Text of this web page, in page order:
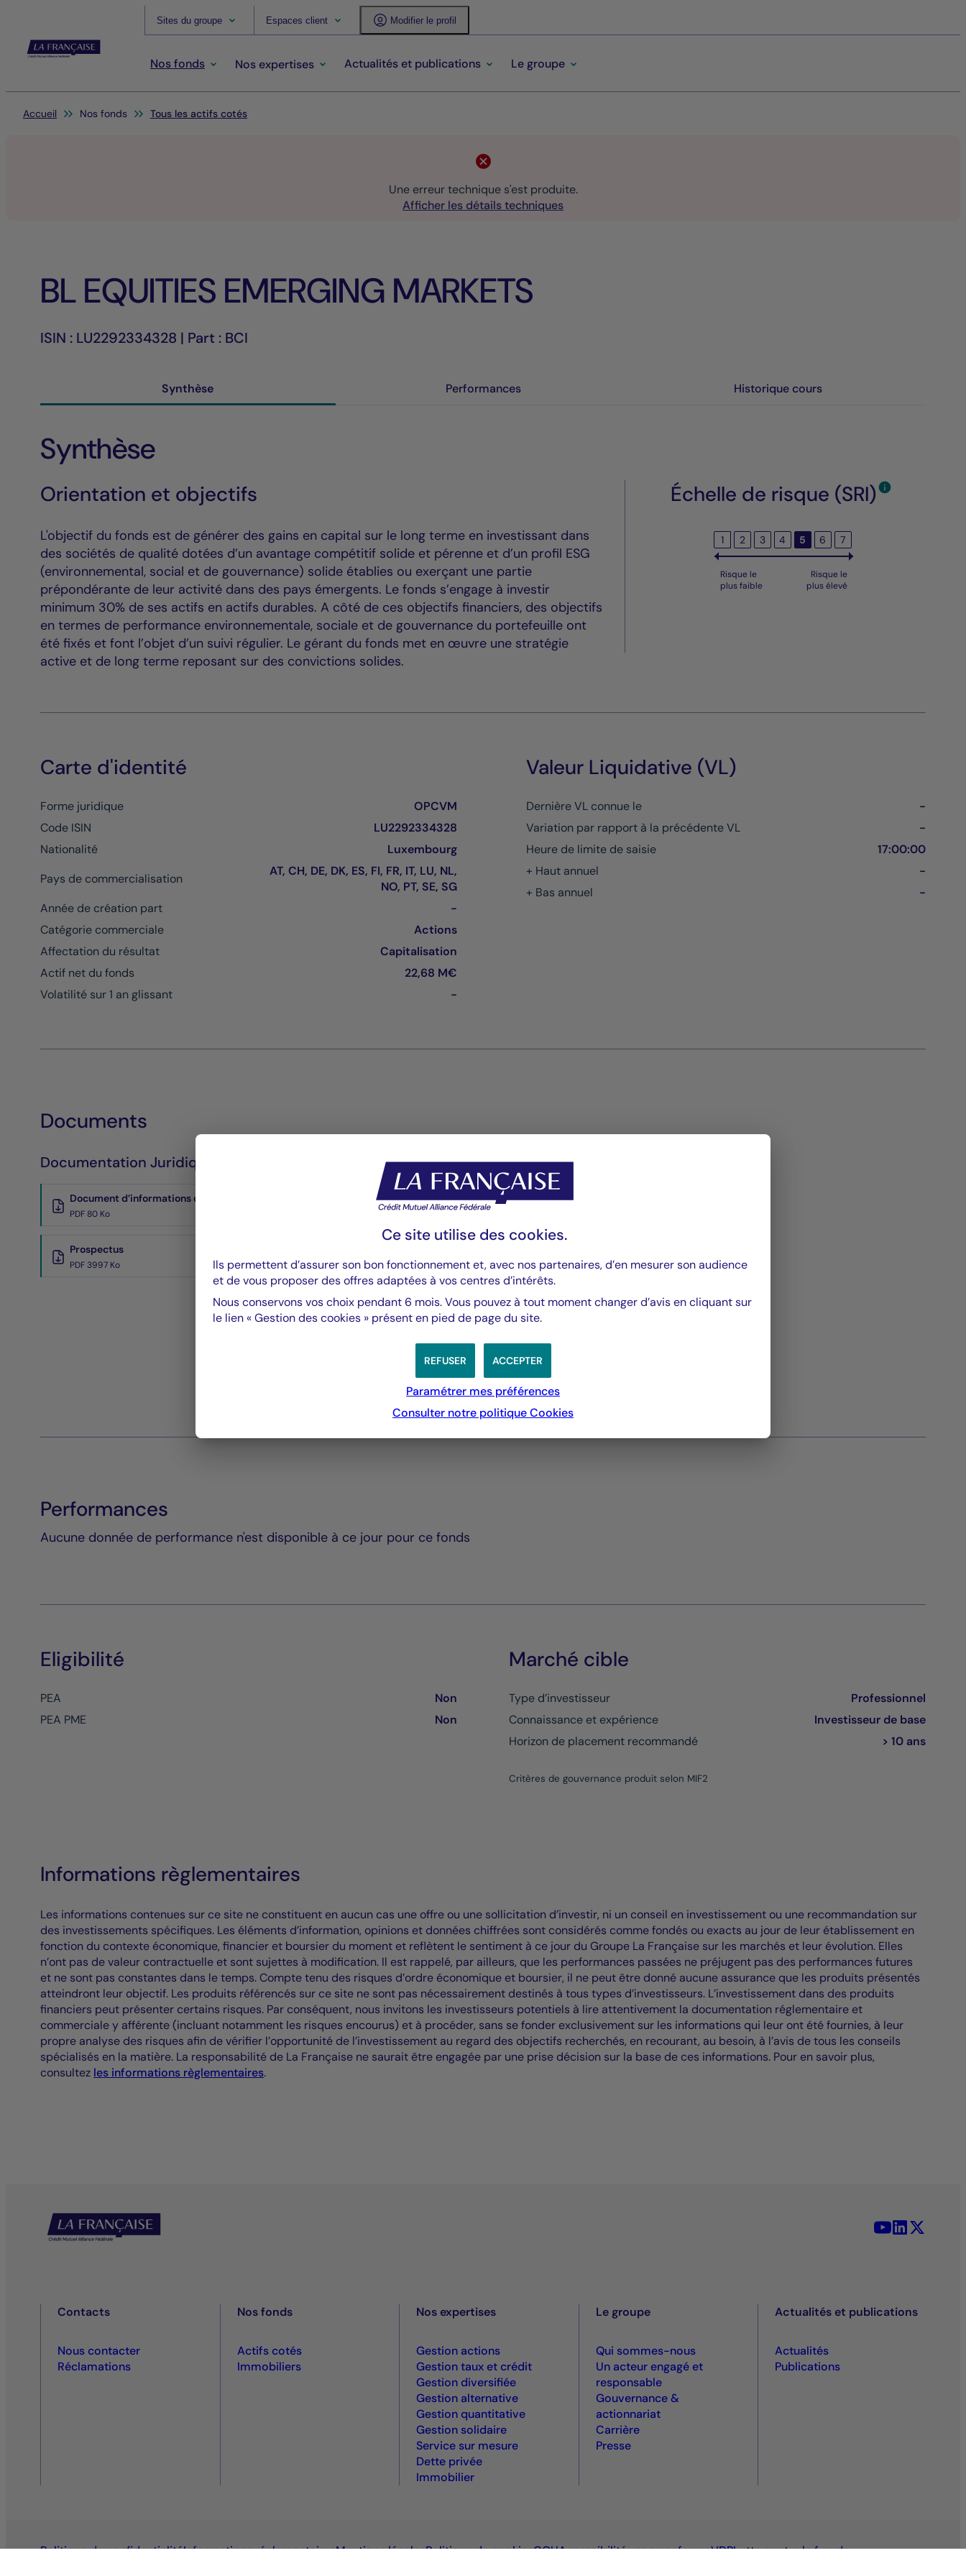
Sites du groupe Espaces client Modifier le profil
Nos fonds Nos expertises Actualités et publications Le groupe
Vous êtes ici:
Accueil Nos fonds Tous les actifs cotés
Une erreur technique s'est produite.
Afficher les détails techniques
BL EQUITIES EMERGING MARKETS
ISIN : LU2292334328 | Part : BCI
Synthèse Performances Historique cours
Synthèse
Orientation et objectifs
L'objectif du fonds est de générer des gains en capital sur le long terme en investissant dans
des sociétés de qualité dotées d’un avantage compétitif solide et pérenne et d’un profil ESG
(environnemental, social et de gouvernance) solide établies ou exerçant une partie
prépondérante de leur activité dans des pays émergents. Le fonds s’engage à investir
minimum 30% de ses actifs en actifs durables. A côté de ces objectifs financiers, des objectifs
en termes de performance environnementale, sociale et de gouvernance du portefeuille ont
été fixés et font l’objet d’un suivi régulier. Le gérant du fonds met en œuvre une stratégie
active et de long terme reposant sur des convictions solides.
Échelle de risque (SRI)
1 2 3 4 5 6 7
Risque le
plus faible
Risque le
plus élevé
Carte d'identité
Forme juridique
OPCVM
Code ISIN
LU2292334328
Nationalité
Luxembourg
Pays de commercialisation
AT, CH, DE, DK, ES, FI, FR, IT, LU, NL,
NO, PT, SE, SG
Année de création part
-
Catégorie commerciale
Actions
Affectation du résultat
Capitalisation
Actif net du fonds
22,68 M€
Volatilité sur 1 an glissant
-
Valeur Liquidative (VL)
Dernière VL connue le
-
Variation par rapport à la précédente VL
-
Heure de limite de saisie
17:00:00
+ Haut annuel
-
+ Bas annuel
-
Documents
Documentation Juridique
Document d’informations clés
PDF 80 Ko
Prospectus
PDF 3997 Ko
Rapports
Reporting
PDF 957 Ko
PDF 6111 Ko
Rapport Annuel audité
PDF 5835 Ko
Performances
Aucune donnée de performance n'est disponible à ce jour pour ce fonds
Eligibilité
PEA
Non
PEA PME
Non
Marché cible
Type d’investisseur
Professionnel
Connaissance et expérience
Investisseur de base
Horizon de placement recommandé
> 10 ans
Critères de gouvernance produit selon MIF2
Informations règlementaires
Les informations contenues sur ce site ne constituent en aucun cas une offre ou une sollicitation d’investir, ni un conseil en investissement ou une recommandation sur
des investissements spécifiques. Les éléments d’information, opinions et données chiffrées sont considérés comme fondés ou exacts au jour de leur établissement en
fonction du contexte économique, financier et boursier du moment et reflètent le sentiment à ce jour du Groupe La Française sur les marchés et leur évolution. Elles
n’ont pas de valeur contractuelle et sont sujettes à modification. Il est rappelé, par ailleurs, que les performances passées ne préjugent pas des performances futures
et ne sont pas constantes dans le temps. Compte tenu des risques d’ordre économique et boursier, il ne peut être donné aucune assurance que les produits présentés
atteindront leur objectif. Les produits référencés sur ce site ne sont pas nécessairement destinés à tous types d’investisseurs. L’investissement dans des produits
financiers peut présenter certains risques. Par conséquent, nous invitons les investisseurs potentiels à lire attentivement la documentation réglementaire et
commerciale y afférente (incluant notamment les risques encourus) et à procéder, sans se fonder exclusivement sur les informations qui leur ont été fournies, à leur
propre analyse des risques afin de vérifier l’opportunité de l’investissement au regard des objectifs recherchés, en recourant, au besoin, à l’avis de tous les conseils
spécialisés en la matière. La responsabilité de La Française ne saurait être engagée par une prise décision sur la base de ces informations. Pour en savoir plus,
consultez les informations règlementaires.
YouTube - La
LinkedIn -
Contacts
Nous contacter
Réclamations
Nos fonds
Actifs cotés
Immobiliers
Nos expertises
Gestion actions
Gestion taux et crédit
Gestion diversifiée
Gestion alternative
Gestion quantitative
Gestion solidaire
Service sur mesure
Dette privée
Immobilier
Le groupe
Qui sommes-nous
Un acteur engagé et
responsable
Gouvernance &
actionnariat
Carrière
Presse
Actualités et publications
Actualités
Publications
Politique de confidentialitéInformations réglementairesMentions légalesPolitique de cookiesCGUAccessibilité : non conformeVDPLutte contre la fraude
Ce site utilise des cookies.
Ils permettent d’assurer son bon fonctionnement et, avec nos partenaires, d’en mesurer son audience
et de vous proposer des offres adaptées à vos centres d’intérêts.
Nous conservons vos choix pendant 6 mois. Vous pouvez à tout moment changer d’avis en cliquant sur
le lien « Gestion des cookies » présent en pied de page du site.
ACCEPTER
REFUSER
Paramétrer mes préférences
Consulter notre politiqueCookies